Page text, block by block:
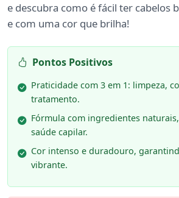
e descubra como é fácil ter cabelos
e com uma cor que brilha!
Pontos Positivos
Praticidade com 3 em 1: limpeza,
tratamento.
Fórmula com ingredientes
saúde capilar.
Cor intenso e duradouro,
vibrante.